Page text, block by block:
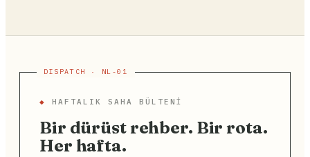
◆ HAFTALIK SAHA BÜLTENI
Bir dürüst rehber. Bir rota.
Her hafta.